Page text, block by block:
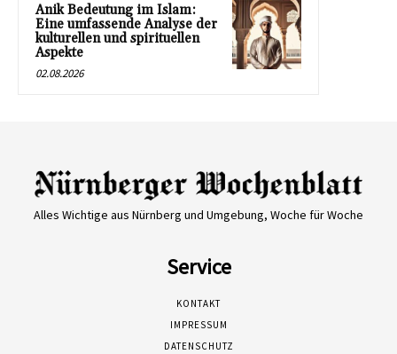
Anik Bedeutung im Islam:
Eine umfassende Analyse der
kulturellen und spirituellen
Aspekte
02.08.2026
Alles Wichtige aus Nürnberg und Umgebung, Woche für Woche
Service
KONTAKT
IMPRESSUM
DATENSCHUTZ